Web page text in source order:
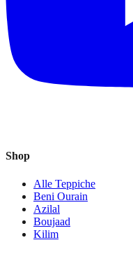
Shop
Alle Teppiche
Beni Ourain
Azilal
Boujaad
Kilim